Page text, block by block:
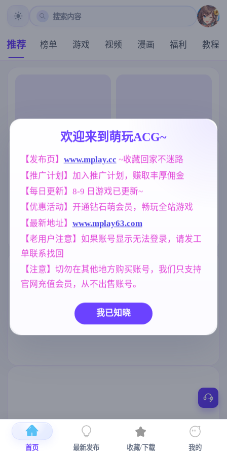
搜索内容
推荐 榜单 游戏 视频 漫画 福利 教程
欢迎来到萌玩ACG~
【发布页】 www.mplay.cc ~收藏回家不迷路
【推广计划】加入推广计划，赚取丰厚佣金
【每日更新】8-9 日游戏已更新~
【优惠活动】开通钻石萌会员，畅玩全站游戏
【最新地址】 www.mplay63.com
【老用户注意】如果账号显示无法登录，请发工
单联系找回
【注意】切勿在其他地方购买账号，我们只支持
官网充值会员，从不出售账号。
我已知晓
首页 最新发布 收藏/下载 我的